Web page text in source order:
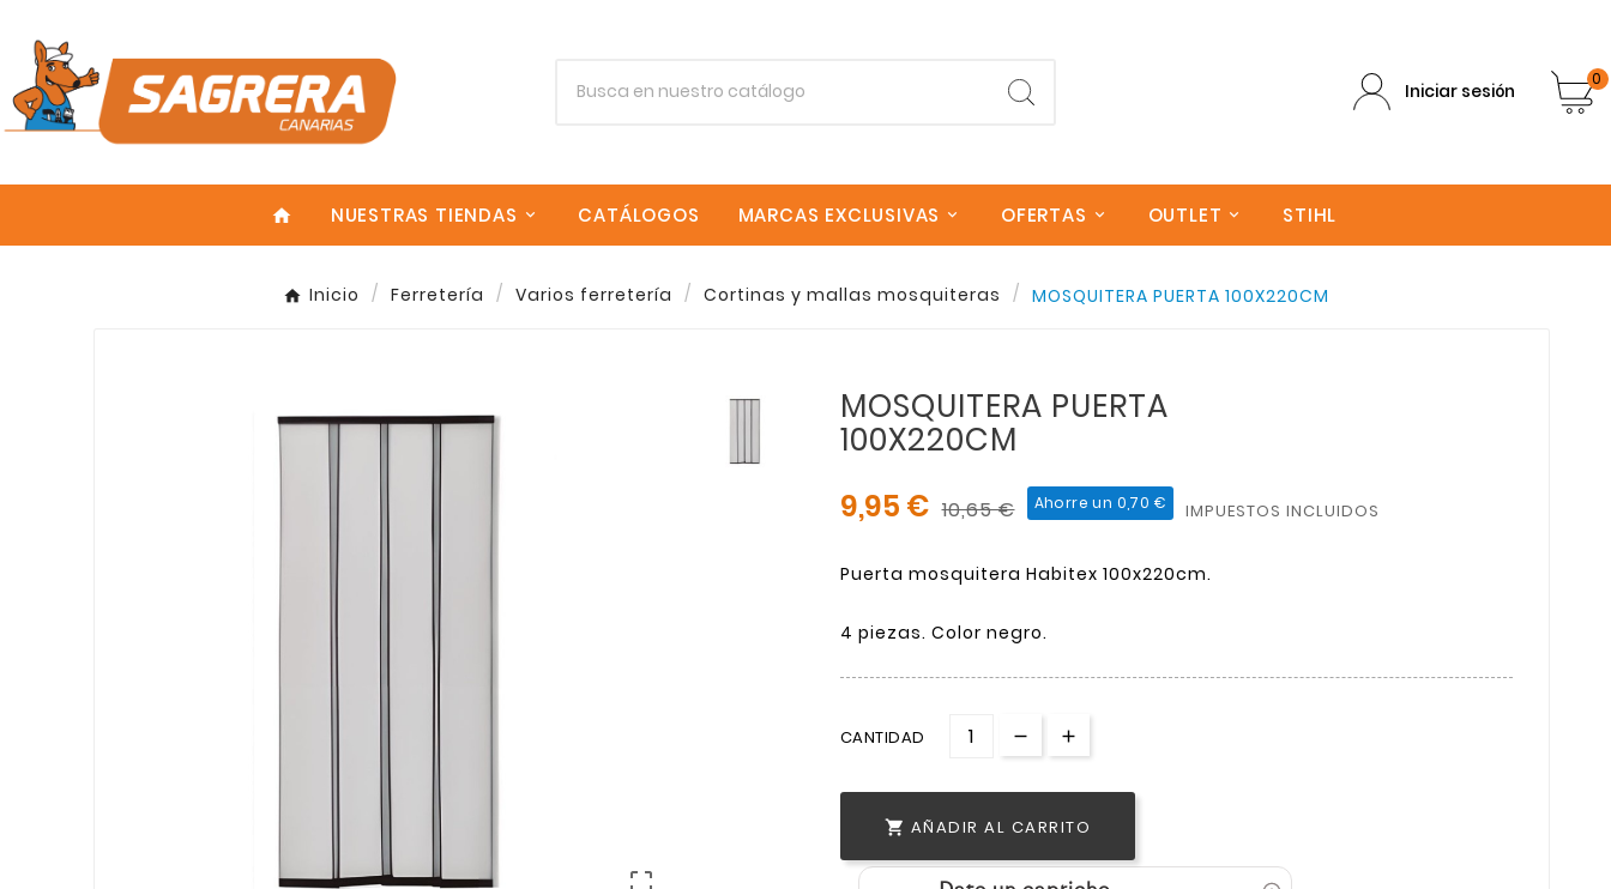
Iniciar sesión
0
home NUESTRAS TIENDAS CATÁLOGOS MARCAS EXCLUSIVAS OFERTAS OUTLET STIHL
Inicio Ferretería Varios ferretería Cortinas y mallas mosquiteras MOSQUITERA PUERTA 100X220CM

MOSQUITERA PUERTA
100X220CM
9,95 € 10,65 € Ahorre un 0,70 € IMPUESTOS INCLUIDOS
Puerta mosquitera Habitex 100x220cm.
4 piezas. Color negro.
CANTIDAD
 AÑADIR AL CARRITO
Empieza escribiendo lo que buscas.